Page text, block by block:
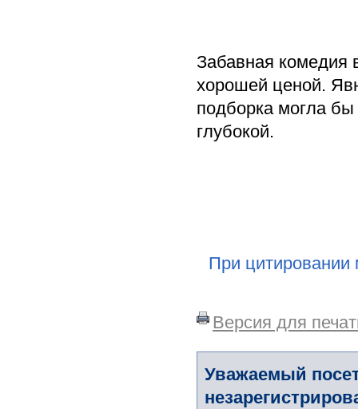
Забавная комедия
хорошей ценой.
подборка могла
глубокой.
При цитировании
Версия для
Уважаемый